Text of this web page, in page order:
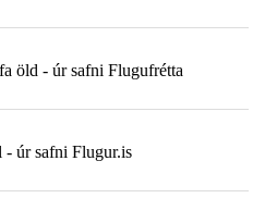
öld - úr safni Flugufrétta
úr safni Flugur.is